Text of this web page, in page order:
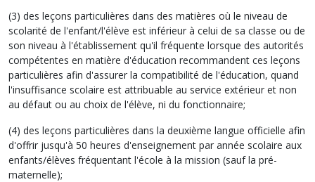
(3) des leçons particulières dans des matières où le niveau de
scolarité de l'enfant/l'élève est inférieur à celui de sa classe ou de
son niveau à l'établissement qu'il fréquente lorsque des autorités
compétentes en matière d'éducation recommandent ces leçons
particulières afin d'assurer la compatibilité de l'éducation, quand
l'insuffisance scolaire est attribuable au service extérieur et non
au défaut ou au choix de l'élève, ni du fonctionnaire;
(4) des leçons particulières dans la deuxième langue officielle afin
d'offrir jusqu'à 50 heures d'enseignement par année scolaire aux
enfants/élèves fréquentant l'école à la mission (sauf la pré-
maternelle);